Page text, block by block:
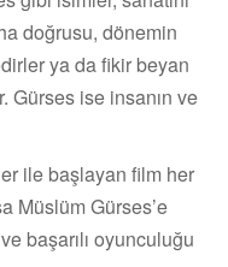
doğrusu, dönemin
ya da fikir beyan
Gürses ise insanın ve
ile başlayan film her
Müslüm Gürses’e
başarılı oyunculuğu